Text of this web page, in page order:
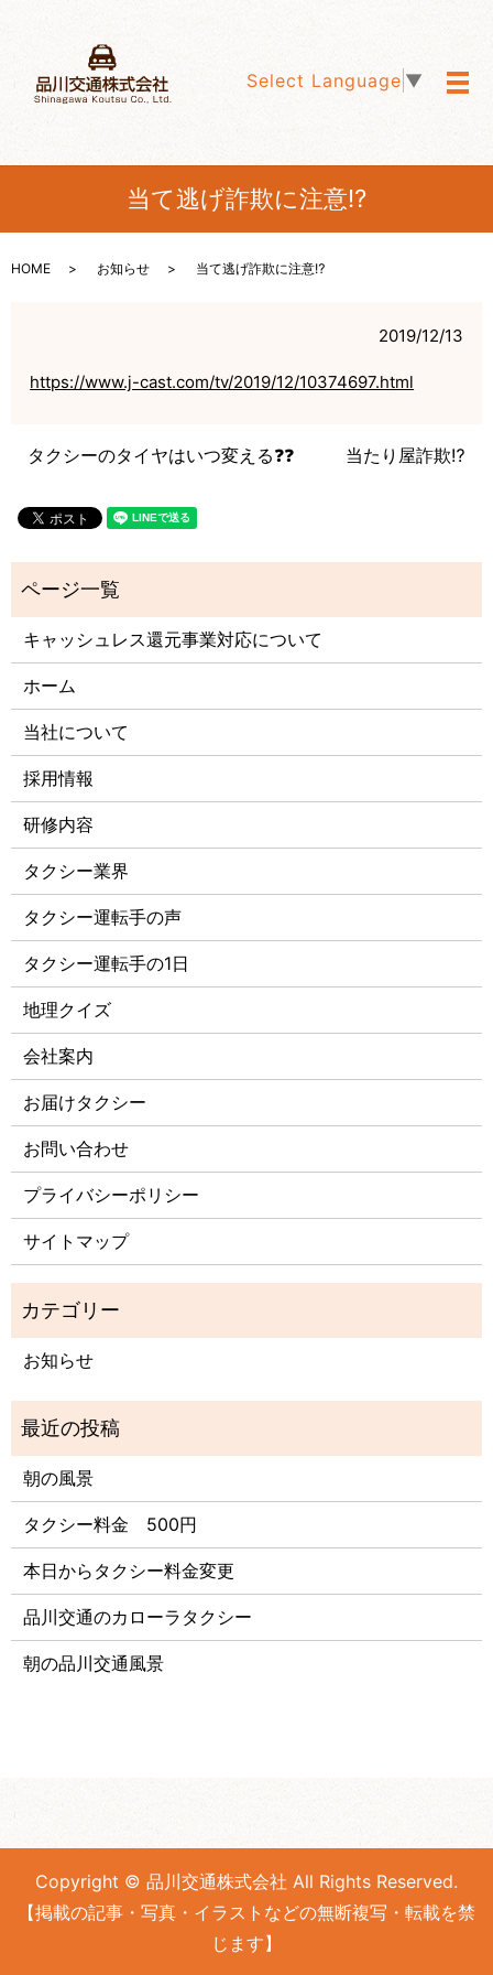
Select Language ▼
メ
当て逃げ詐欺に注意⁉️
HOME お知らせ 当て逃げ詐欺に注意⁉️
2019/12/13
https://www.j-cast.com/tv/2019/12/10374697.html
タクシーのタイヤはいつ変える❓❓ 当たり屋詐欺⁉️
キャッシュレス還元事業対応について
ホーム
当社について
採用情報
研修内容
タクシー業界
タクシー運転手の声
タクシー運転手の1日
地理クイズ
会社案内
お届けタクシー
お問い合わせ
プライバシーポリシー
サイトマップ
お知らせ
朝の風景
タクシー料金 500円
本日からタクシー料金変更
品川交通のカローラタクシー
朝の品川交通風景
Copyright © 品川交通株式会社 All Rights Reserved.
【掲載の記事・写真・イラストなどの無断複写・転載を禁
じます】